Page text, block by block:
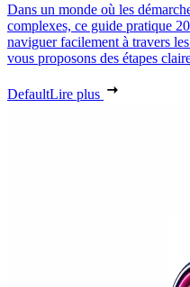
Dans un monde où les
complexes, ce guide pratique
naviguer facilement à travers
vous proposons des étapes
DefaultLire plus